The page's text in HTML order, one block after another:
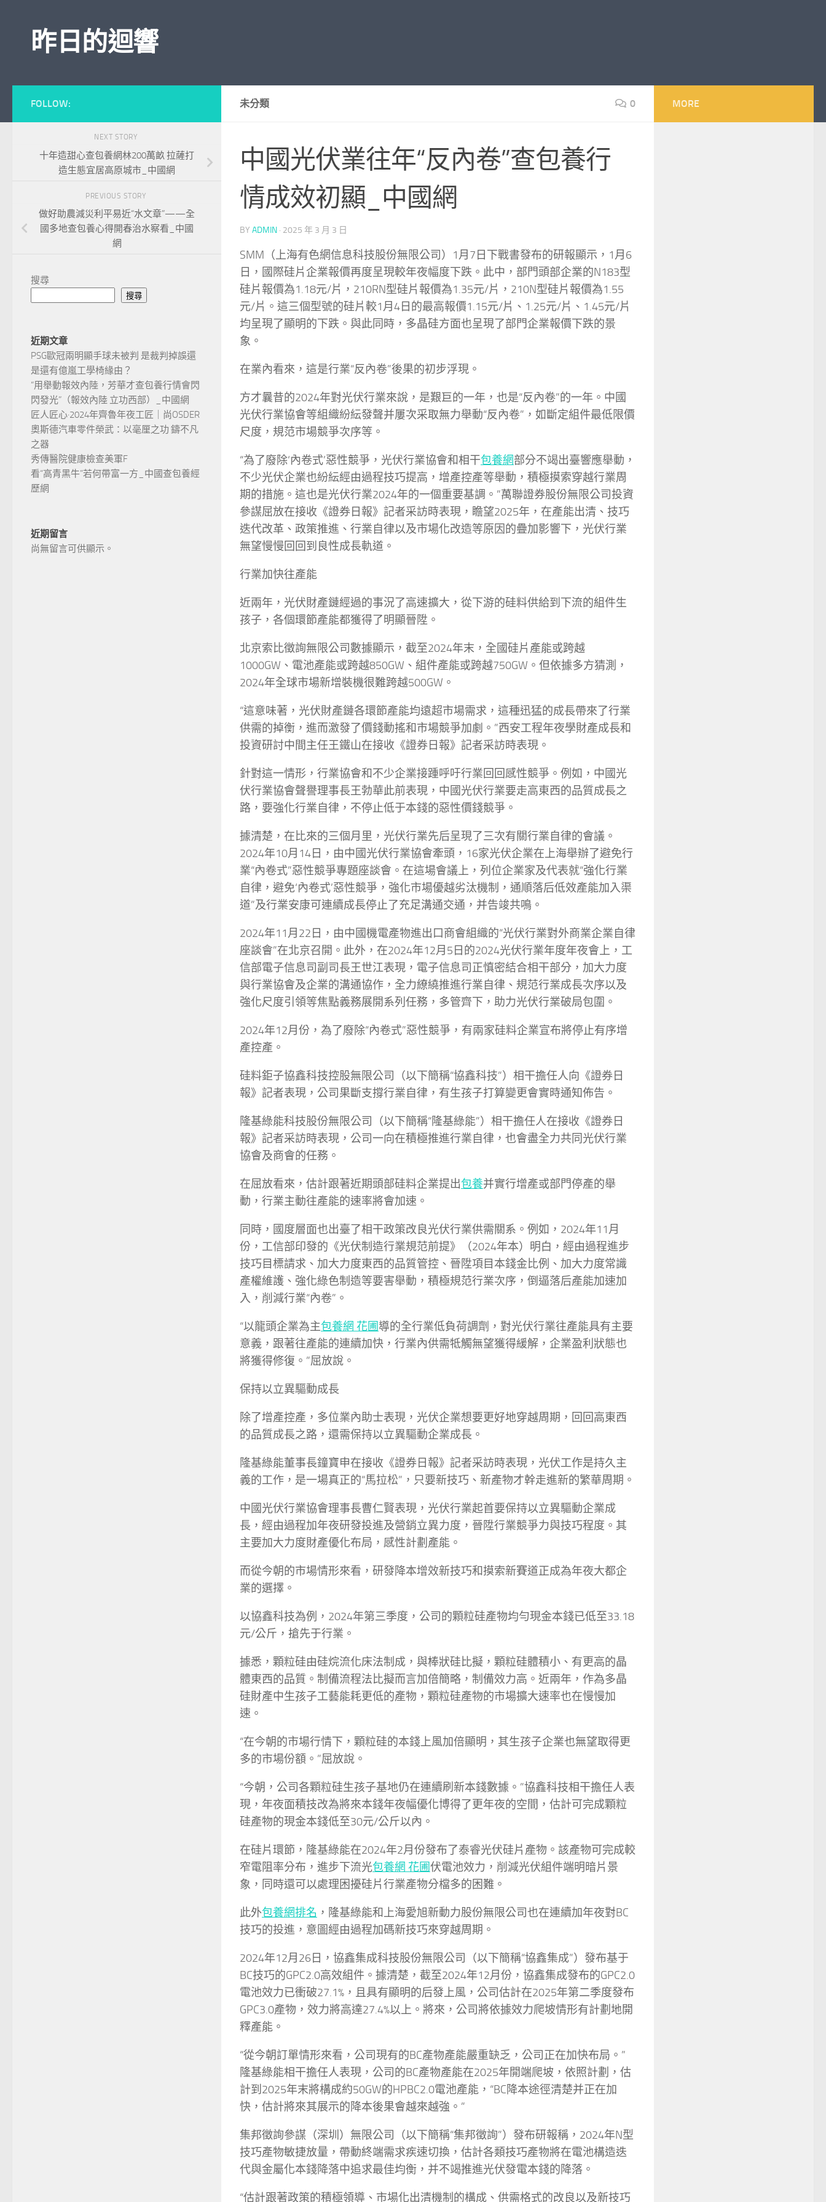
昨日的迴響
未分類 0
中國光伏業往年“反內卷”查包養行
情成效初顯_中國網
BY ADMIN · 2025 年 3 月 3 日
SMM（上海有色網信息科技股份無限公司）1月7日下戰書發布的研報顯示，1月6
日，國際硅片企業報價再度呈現較年夜幅度下跌。此中，部門頭部企業的N183型
硅片報價為1.18元/片，210RN型硅片報價為1.35元/片，210N型硅片報價為1.55
元/片。這三個型號的硅片較1月4日的最高報價1.15元/片、1.25元/片、1.45元/片
均呈現了顯明的下跌。與此同時，多晶硅方面也呈現了部門企業報價下跌的景
象。
在業內看來，這是行業“反內卷”後果的初步浮現。
方才曩昔的2024年對光伏行業來說，是艱巨的一年，也是“反內卷”的一年。中國
光伏行業協會等組織紛紜發聲并屢次采取無力舉動“反內卷”，如斷定組件最低限價
尺度，規范市場競爭次序等。
“為了廢除‘內卷式’惡性競爭，光伏行業協會和相干包養網部分不竭出臺響應舉動，
不少光伏企業也紛紜經由過程技巧提高，增產控產等舉動，積極摸索穿越行業周
期的措施。這也是光伏行業2024年的一個重要基調。”萬聯證券股份無限公司投資
參謀屈放在接收《證券日報》記者采訪時表現，瞻望2025年，在產能出清、技巧
迭代改革、政策推進、行業自律以及市場化改造等原因的疊加影響下，光伏行業
無望慢慢回回到良性成長軌道。
行業加快往產能
近兩年，光伏財產鏈經過的事況了高速擴大，從下游的硅料供給到下流的組件生
孩子，各個環節產能都獲得了明顯晉陞。
北京索比徵詢無限公司數據顯示，截至2024年末，全國硅片產能或跨越
1000GW、電池產能或跨越850GW、組件產能或跨越750GW。但依據多方猜測，
2024年全球市場新增裝機很難跨越500GW。
“這意味著，光伏財產鏈各環節產能均遠超市場需求，這種迅猛的成長帶來了行業
供需的掉衡，進而激發了價錢動搖和市場競爭加劇。”西安工程年夜學財產成長和
投資研討中間主任王鐵山在接收《證券日報》記者采訪時表現。
針對這一情形，行業協會和不少企業接踵呼吁行業回回感性競爭。例如，中國光
伏行業協會聲譽理事長王勃華此前表現，中國光伏行業要走高東西的品質成長之
路，要強化行業自律，不停止低于本錢的惡性價錢競爭。
據清楚，在比來的三個月里，光伏行業先后呈現了三次有關行業自律的會議。
2024年10月14日，由中國光伏行業協會牽頭，16家光伏企業在上海舉辦了避免行
業“內卷式”惡性競爭專題座談會。在這場會議上，列位企業家及代表就“強化行業
自律，避免‘內卷式’惡性競爭，強化市場優越劣汰機制，通順落后低效產能加入渠
道”及行業安康可連續成長停止了充足溝通交通，并告竣共鳴。
2024年11月22日，由中國機電產物進出口商會組織的“光伏行業對外商業企業自律
座談會”在北京召開。此外，在2024年12月5日的2024光伏行業年度年夜會上，工
信部電子信息司副司長王世江表現，電子信息司正慎密結合相干部分，加大力度
與行業協會及企業的溝通協作，全力繚繞推進行業自律、規范行業成長次序以及
強化尺度引領等焦點義務展開系列任務，多管齊下，助力光伏行業破局包圍。
2024年12月份，為了廢除“內卷式”惡性競爭，有兩家硅料企業宣布將停止有序增
產控產。
硅料鉅子協鑫科技控股無限公司（以下簡稱“協鑫科技”）相干擔任人向《證券日
報》記者表現，公司果斷支撐行業自律，有生孩子打算變更會實時通知佈告。
隆基綠能科技股份無限公司（以下簡稱“隆基綠能”）相干擔任人在接收《證券日
報》記者采訪時表現，公司一向在積極推進行業自律，也會盡全力共同光伏行業
協會及商會的任務。
在屈放看來，估計跟著近期頭部硅料企業提出包養并實行增產或部門停產的舉
動，行業主動往產能的速率將會加速。
同時，國度層面也出臺了相干政策改良光伏行業供需關系。例如，2024年11月
份，工信部印發的《光伏制造行業規范前提》（2024年本）明白，經由過程進步
技巧目標請求、加大力度東西的品質管控、晉陞項目本錢金比例、加大力度常識
產權維護、強化綠色制造等要害舉動，積極規范行業次序，倒逼落后產能加速加
入，削減行業“內卷”。
“以龍頭企業為主包養網 花圃導的全行業低負荷調劑，對光伏行業往產能具有主要
意義，跟著往產能的連續加快，行業內供需牴觸無望獲得緩解，企業盈利狀態也
將獲得修復。”屈放說。
保持以立異驅動成長
除了增產控產，多位業內助士表現，光伏企業想要更好地穿越周期，回回高東西
的品質成長之路，還需保持以立異驅動企業成長。
隆基綠能董事長鐘寶申在接收《證券日報》記者采訪時表現，光伏工作是持久主
義的工作，是一場真正的“馬拉松”，只要新技巧、新產物才幹走進新的繁華周期。
中國光伏行業協會理事長曹仁賢表現，光伏行業起首要保持以立異驅動企業成
長，經由過程加年夜研發投進及營銷立異力度，晉陞行業競爭力與技巧程度。其
主要加大力度財產優化布局，感性計劃產能。
而從今朝的市場情形來看，研發降本增效新技巧和摸索新賽道正成為年夜大都企
業的選擇。
以協鑫科技為例，2024年第三季度，公司的顆粒硅產物均勻現金本錢已低至33.18
元/公斤，搶先于行業。
據悉，顆粒硅由硅烷流化床法制成，與棒狀硅比擬，顆粒硅體積小、有更高的晶
體東西的品質。制備流程法比擬而言加倍簡略，制備效力高。近兩年，作為多晶
硅財產中生孩子工藝能耗更低的產物，顆粒硅產物的市場擴大速率也在慢慢加
速。
“在今朝的市場行情下，顆粒硅的本錢上風加倍顯明，其生孩子企業也無望取得更
多的市場份額。”屈放說。
“今朝，公司各顆粒硅生孩子基地仍在連續刷新本錢數據。”協鑫科技相干擔任人表
現，年夜面積技改為將來本錢年夜幅優化博得了更年夜的空間，估計可完成顆粒
硅產物的現金本錢低至30元/公斤以內。
在硅片環節，隆基綠能在2024年2月份發布了泰睿光伏硅片產物。該產物可完成較
窄電阻率分布，進步下流光包養網 花圃伏電池效力，削減光伏組件端明暗片景
象，同時還可以處理困擾硅片行業產物分檔多的困難。
此外包養網排名 ，隆基綠能和上海愛旭新動力股份無限公司也在連續加年夜對BC
技巧的投進，意圖經由過程加碼新技巧來穿越周期。
2024年12月26日，協鑫集成科技股份無限公司（以下簡稱“協鑫集成”）發布基于
BC技巧的GPC2.0高效組件。據清楚，截至2024年12月份，協鑫集成發布的GPC2.0
電池效力已衝破27.1%，且具有顯明的后發上風，公司估計在2025年第二季度發布
GPC3.0產物，效力將高達27.4%以上。將來，公司將依據效力爬坡情形有計劃地開
釋產能。
“從今朝訂單情形來看，公司現有的BC產物產能嚴重缺乏，公司正在加快布局。”
隆基綠能相干擔任人表現，公司的BC產物產能在2025年開端爬坡，依照計劃，估
計到2025年末將構成約50GW的HPBC2.0電池產能，“BC降本途徑清楚并正在加
快，估計將來其展示的降本後果會越來越強。”
集邦徵詢參謀（深圳）無限公司（以下簡稱“集邦徵詢”）發布研報稱，2024年N型
技巧產物敏捷放量，帶動終端需求疾速切換，估計各類技巧產物將在電池構造迭
代與金屬化本錢降落中追求最佳均衡，并不竭推進光伏發電本錢的降落。
“估計跟著政策的積極領導、市場化出清機制的構成、供需格式的改良以及新技巧
FOLLOW:
NEXT STORY
十年造甜心查包養網林200萬畝 拉薩打
造生態宜居高原城市_中國網
PREVIOUS STORY
做好助農減災利平易近“水文章”——全
國多地查包養心得開春治水察看_中國
網
搜尋
搜尋
近期文章
PSG歐冠兩明顯手球未被判 是裁判掉誤還
是還有億嵐工學椅緣由？
“用舉動報效內陸，芳華才查包養行情會閃
閃發光”（報效內陸 立功西部）_中國網
匠人匠心·2024年齊魯年夜工匠｜尚OSDER
奧斯德汽車零件榮武：以毫厘之功 鑄不凡
之器
秀傳醫院健康檢查美軍F
看“高青黑牛”若何帶富一方_中國查包養經
歷網
近期留言
尚無留言可供顯示。
MORE